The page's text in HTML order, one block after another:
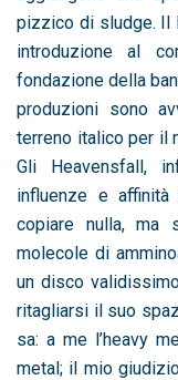
pizzico di sludge. Il
introduzione al
fondazione della
produzioni sono
terreno italico per il
Gli Heavensfall,
influenze e
copiare nulla, ma
molecole di
un disco
ritagliarsi il suo
sa: a me l’heavy
metal; il mio